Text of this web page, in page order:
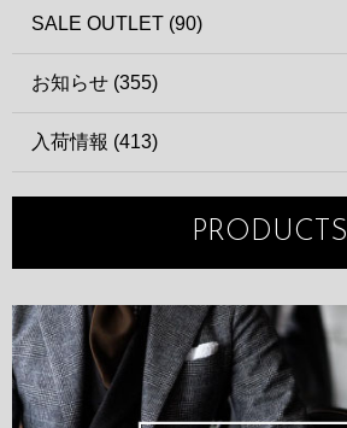
SALE OUTLET (90)
お知らせ (355)
入荷情報 (413)
PRODUCTS